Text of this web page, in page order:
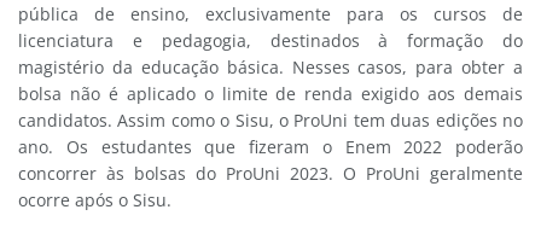
pública de ensino, exclusivamente para os cursos de
licenciatura e pedagogia, destinados à formação do
magistério da educação básica. Nesses casos, para obter a
bolsa não é aplicado o limite de renda exigido aos demais
candidatos. Assim como o Sisu, o ProUni tem duas edições no
ano. Os estudantes que fizeram o Enem 2022 poderão
concorrer às bolsas do ProUni 2023. O ProUni geralmente
ocorre após o Sisu.